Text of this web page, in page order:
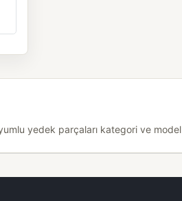
yedek parçaları kategori ve